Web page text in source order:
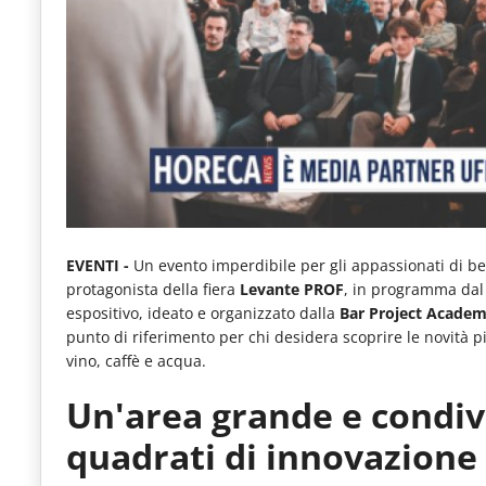
articoli
quotidiani
mondo
dell'alimentazione,
dei
consumi
fuoricasa,
del
Food
Service
e
tutte
EVENTI - Un evento imperdibile per gli appassionati di
protagonista della fiera Levante PROF, in programma
espositivo, ideato e organizzato dalla Bar Project
punto di riferimento per chi desidera scoprire le novità
vino, caffè e acqua.
Un'area grande e
quadrati di